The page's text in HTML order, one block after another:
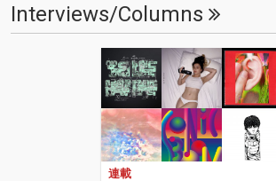
Interviews/Columns
連載